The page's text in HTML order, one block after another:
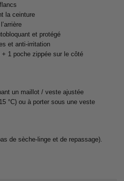
la ceinture
et protégé
et anti-irritation
1 poche zippée sur le côté
un maillot / veste ajustée
°C) ou à porter sous une veste
de sèche-linge et de repassage).